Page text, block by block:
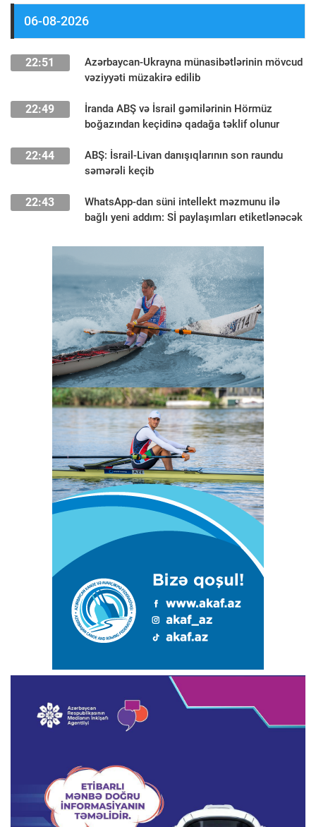
06-08-2026
22:51
Azərbaycan-Ukrayna münasibətlərinin mövcud
vəziyyəti müzakirə edilib
22:49
İranda ABŞ və İsrail gəmilərinin Hörmüz
boğazından keçidinə qadağa təklif olunur
22:44
ABŞ: İsrail-Livan danışıqlarının son raundu
səmərəli keçib
22:43
WhatsApp-dan süni intellekt məzmunu ilə
bağlı yeni addım: Sİ paylaşımları etiketlənəcək